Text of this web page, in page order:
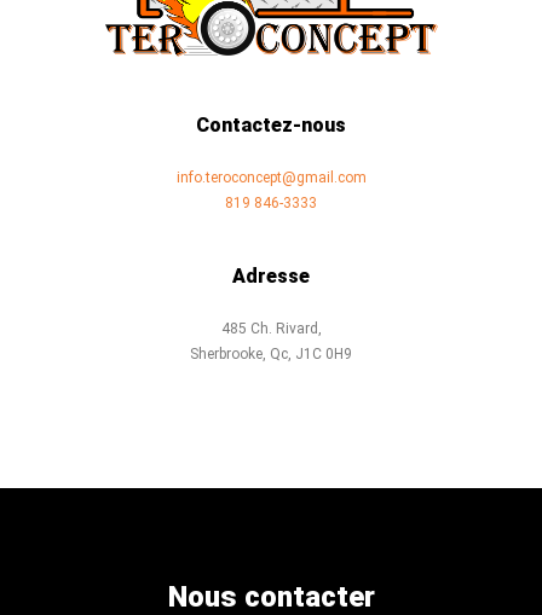
Contactez-nous
info.teroconcept@gmail.com
819 846-3333
Adresse
485 Ch. Rivard,
Sherbrooke, Qc, J1C 0H9
Nous contacter